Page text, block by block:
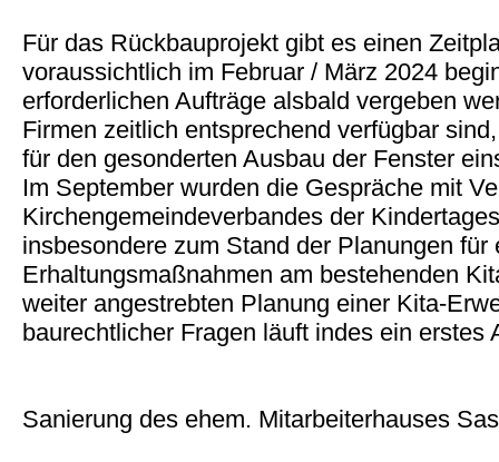
Für das Rückbauprojekt gibt es einen
voraussichtlich im Februar / März 2024
erforderlichen Aufträge alsbald vergeben
Firmen zeitlich entsprechend verfügbar
für den gesonderten Ausbau der Fenster
Im September wurden die Gespräche mit
Kirchengemeindeverbandes der
insbesondere zum Stand der Planungen
Erhaltungsmaßnahmen am bestehenden
weiter angestrebten Planung einer Kita-
baurechtlicher Fragen läuft indes ein erstes
Sanierung des ehem. Mitarbeiterhauses